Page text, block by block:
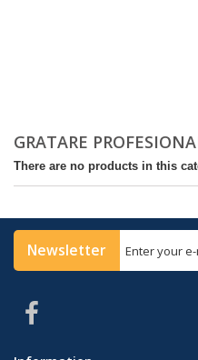
GRATARE
There are no products in this
Newsletter